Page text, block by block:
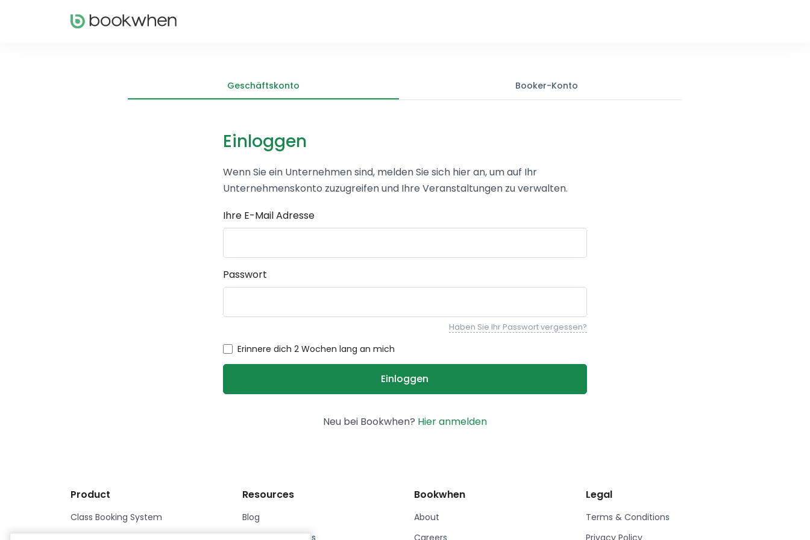
Geschäftskonto Booker-Konto
Einloggen
Wenn Sie ein Unternehmen sind, melden Sie sich hier an, um auf Ihr
Unternehmenskonto zuzugreifen und Ihre Veranstaltungen zu verwalten.
Ihre E-Mail Adresse
Passwort
Haben Sie Ihr Passwort vergessen?
Erinnere dich 2 Wochen lang an mich
Neu bei Bookwhen? Hier anmelden
Product
Class Booking System
Resources
Blog
Bookwhen
About
Legal
Terms & Conditions